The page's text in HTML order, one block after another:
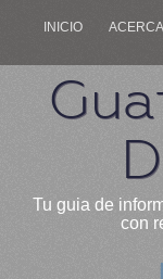
INICIO
Tu guia de
con